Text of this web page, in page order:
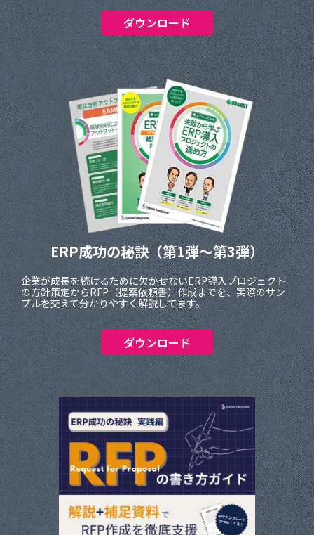
ダウンロード
ERP成功の秘訣（第1弾～第3弾）
企業が成長を続けるために欠かせないERP導入プロジェクト
の方針策定からRFP（提案依頼書）作成までを、実際のサン
プルを交えて分かりやすく解説してます。
ダウンロード